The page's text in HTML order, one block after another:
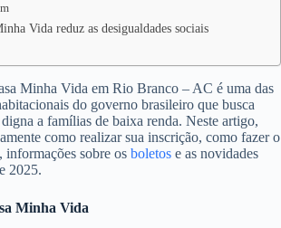
Vida reduz as desigualdades sociais
Minha Vida em Rio Branco – AC é uma das
do governo brasileiro que busca
a famílias de baixa renda. Neste artigo,
como realizar sua inscrição, como fazer o
informações sobre os boletos e as novidades
2025.
Minha Vida